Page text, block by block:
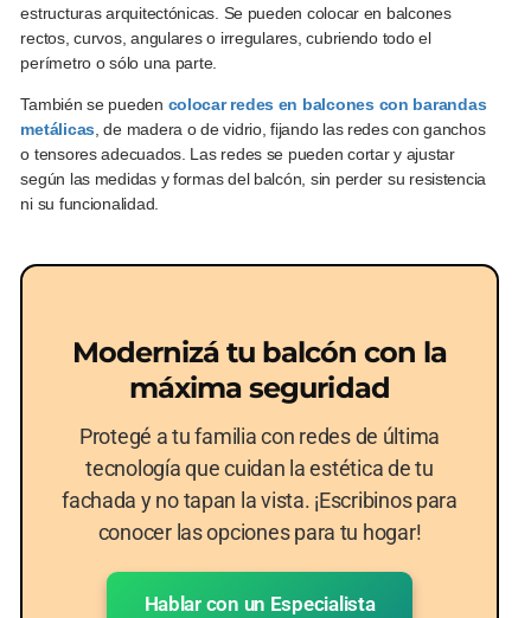
estructuras arquitectónicas. Se pueden colocar en balcones
rectos, curvos, angulares o irregulares, cubriendo todo el
perímetro o sólo una parte.
También se pueden colocar redes en balcones con barandas
metálicas, de madera o de vidrio, fijando las redes con ganchos
o tensores adecuados. Las redes se pueden cortar y ajustar
según las medidas y formas del balcón, sin perder su resistencia
ni su funcionalidad.
Modernizá tu balcón con la
máxima seguridad
Protegé a tu familia con redes de última
tecnología que cuidan la estética de tu
fachada y no tapan la vista. ¡Escribinos para
conocer las opciones para tu hogar!
Hablar con un Especialista